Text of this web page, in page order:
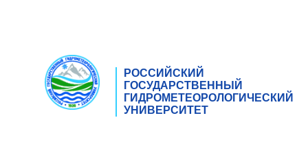
РОССИЙСКИЙ
ГОСУДАРСТВЕННЫЙ
ГИДРОМЕТЕОРОЛОГИЧЕСКИЙ
УНИВЕРСИТЕТ